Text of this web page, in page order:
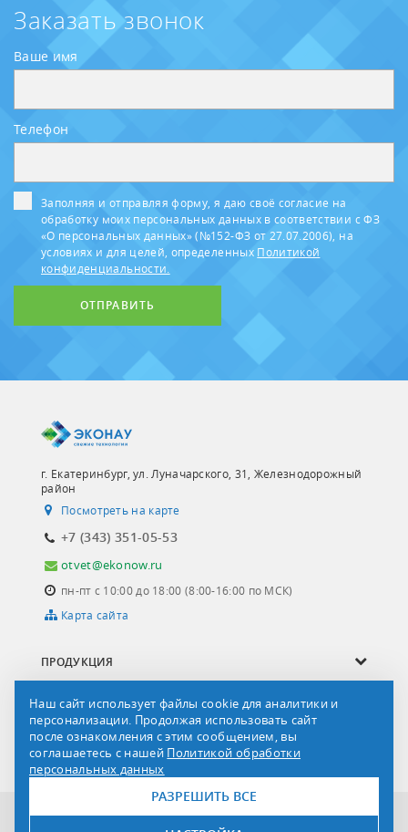
Заказать звонок
Ваше имя
Телефон
Заполняя и отправляя форму, я даю своё согласие на
обработку моих персональных данных в соответствии с ФЗ
«О персональных данных» (№152-ФЗ от 27.07.2006), на
условиях и для целей, определенных Политикой
конфиденциальности.
ОТПРАВИТЬ
г. Екатеринбург, ул. Луначарского, 31, Железнодорожный
район
Посмотреть на карте
+7 (343) 351-05-53
otvet@ekonow.ru
пн-пт с 10:00 до 18:00 (8:00-16:00 по МСК)
Карта сайта
ПРОДУКЦИЯ
СЕРВИС И УСЛУГИ
О КОМПАНИИ
Наш сайт использует файлы cookie для аналитики и
персонализации. Продолжая использовать сайт
после ознакомления с этим сообщением, вы
соглашаетесь с нашей Политикой обработки
персональных данных
РАЗРЕШИТЬ ВСЕ